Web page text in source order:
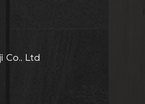
"yaz gündönümü pusuya
klozet kapağına olan ihtiyaç
bir fabrikadır. tuvalet
banyo ile ilgili ürünler.
Co., Ltd